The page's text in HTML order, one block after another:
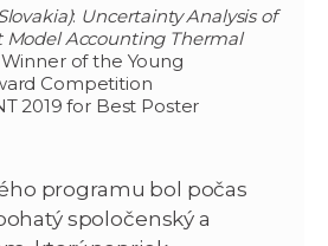
: Uncertainty Analysis of
Model Accounting Thermal
Winner of the Young
Competition
2019 for Best Poster
programu bol počas
spoločenský a